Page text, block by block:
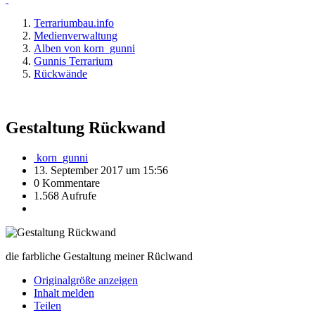
Terrariumbau.info
Medienverwaltung
Alben von korn_gunni
Gunnis Terrarium
Rückwände
Gestaltung Rückwand
korn_gunni
13. September 2017 um 15:56
0 Kommentare
1.568 Aufrufe
die farbliche Gestaltung meiner Rüclwand
Originalgröße anzeigen
Inhalt melden
Teilen